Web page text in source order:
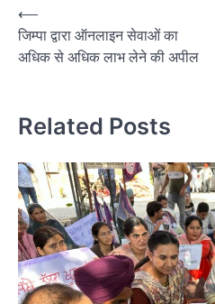
Post
navigation
⟵
जिम्पा द्वारा ऑनलाइन सेवाओं का
अधिक से अधिक लाभ लेने की अपील
Related Posts